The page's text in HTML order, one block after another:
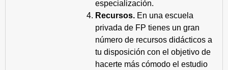
especialización.
Recursos. En una escuela
privada de FP tienes un gran
número de recursos didácticos a
tu disposición con el objetivo de
hacerte más cómodo el estudio